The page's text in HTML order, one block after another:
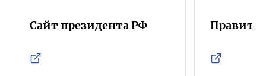
Сайт президента РФ